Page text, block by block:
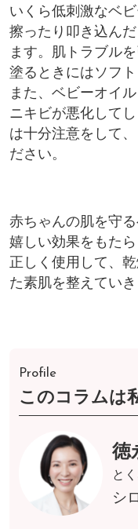
いくら低刺激なベ
擦ったり叩き込ん
ます。肌トラブル
塗るときにはソフ
また、ベビーオイ
ニキビが悪化して
は十分注意をして
ださい。
赤ちゃんの肌を守
嬉しい効果をもた
正しく使用して、
た素肌を整えていき
Profile
このコラムは
徳
と
シ